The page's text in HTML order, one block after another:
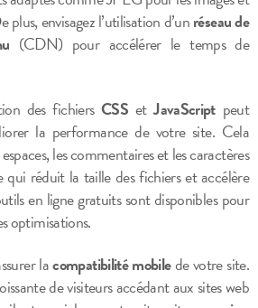
envisagez l’utilisation d’unréseau de
(CDN) pour accélérer le temps de
des fichiersCSS etJavaScriptpeut
la performance de votre site. Cela
les commentaires et les caractères
qui réduit la taille des fichiers et accélère
en ligne gratuits sont disponibles pour
optimisations.
lacompatibilité mobilede votre site.
de visiteurs accédant aux sites web